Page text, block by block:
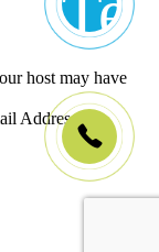
host may have
Address